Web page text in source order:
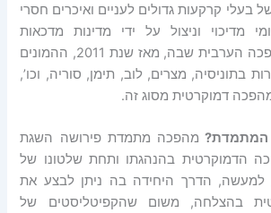
קרקעות גדולים לעניים ואיכרים חסרי
מדיכוי וניצול על ידי מדינות מדכאות
ואימפריאליזם. המהפכה הערבית שבה, מאז שנת 2011, ההמונים
בתוניסיה, מצרים, לוב, תימן, סוריה, וכו’,
דמוקרטית מסוג זה.
המתמדת? מהפכה מתמדת פירושה השגת
הדמוקרטית בהנהגתו ותחת שלטונו של
למעשה, הדרך היחידה בה ניתן לבצע את
בהצלחה, משום שהקפיטליסטים של